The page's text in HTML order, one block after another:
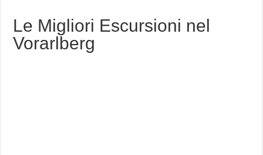
Le Migliori Escursioni nel
Vorarlberg